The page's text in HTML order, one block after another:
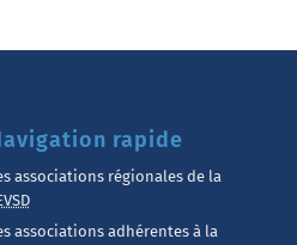
rapide
associations régionales de la
associations adhérentes à la